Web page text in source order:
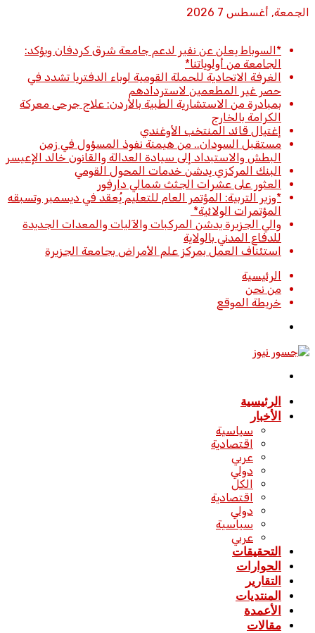
الجمعة, أغسطس 7 2026
*السوباط يعلن عن نفير لدعم جامعة شرق كردفان ويؤكد:
الجامعة من أولوياتنا*
الغرفة الاتحادية للحملة القومية لوباء الدفتريا تشدد في
حصر غير المطعمين لاستردادهم
بمبادرة من الاستشارية الطبية بالأردن: علاج جرحى معركة
الكرامة بالخارج
إغتيال قائد المنتخب الأوغندي
مستقبل السودان.. من هيمنة نفوذ المسؤول في زمن
البطش والاستبداد إلى سيادة العدالة والقانون خالد الإعيسر
البنك المركزي يدشن خدمات المحول القومي
العثور على عشرات الجثث شمالي دارفور
*وزير التربية: المؤتمر العام للتعليم يُعقد في ديسمبر وتسبقه
المؤتمرات الولائية*
والي الجزيرة يدشن المركبات والآليات والمعدات الجديدة
للدفاع المدني بالولاية
استئناف العمل بمركز علم الأمراض بجامعة الجزيرة
الرئيسية
من نحن
خريطة الموقع
الرئيسية
الأخبار
سياسية
اقتصادية
عربي
دولي
الكل
اقتصادية
دولي
سياسية
عربي
التحقيقات
الحوارات
التقارير
المنتديات
الأعمدة
مقالات